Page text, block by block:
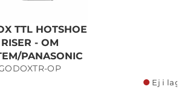
TTL HOTSHOE
RISER - OM
PANASONIC
OP
Ej i